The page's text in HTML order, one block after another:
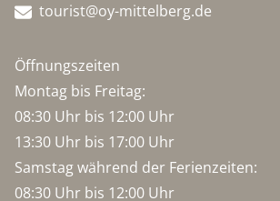
tourist@oy-mittelberg.de
Öffnungszeiten
Montag bis Freitag:
08:30 Uhr bis 12:00 Uhr
13:30 Uhr bis 17:00 Uhr
Samstag während der Ferienzeiten:
08:30 Uhr bis 12:00 Uhr